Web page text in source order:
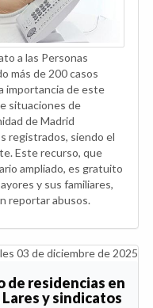
a las Personas
más de 200 casos
importancia de este
situaciones de
de Madrid
registrados, siendo el
Este recurso, que
ampliado, es gratuito
y sus familiares,
reportar abusos.
03 de diciembre de 2025
de residencias en
Lares y sindicatos